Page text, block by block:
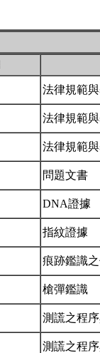
法律規範
法律規範
法律規範
問題文書
DNA證據
指紋證據
痕跡鑑識
槍彈鑑識
測謊之程
測謊之程